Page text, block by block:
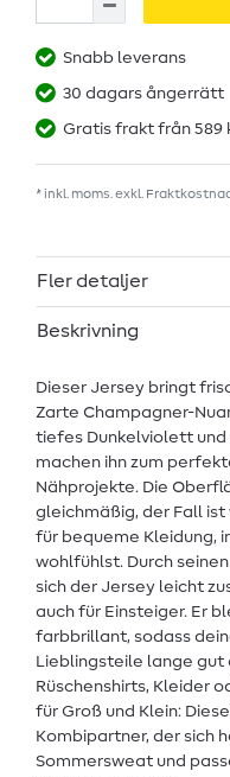
Snabb leverans
30 dagars ångerrätt
Gratis frakt från 589
* inkl. moms. exkl.
Fler detaljer
Beskrivning
Dieser Jersey bringt
Zarte Champagner-
tiefes Dunkelviolett und
machen ihn zum
Nähprojekte. Die
gleichmäßig, der Fall
für bequeme Kleidung,
wohlfühlst. Durch
sich der Jersey leicht
auch für Einsteiger. Er
farbbrillant, sodass
Lieblingsteile lange gut
Rüschenshirts, Kleider
für Groß und Klein:
Kombipartner, der sich
Sommersweat und